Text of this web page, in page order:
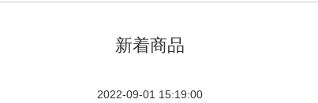
新着商品
2022-09-01 15:19:00